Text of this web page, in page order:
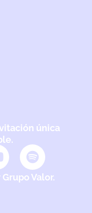
única
Valor.